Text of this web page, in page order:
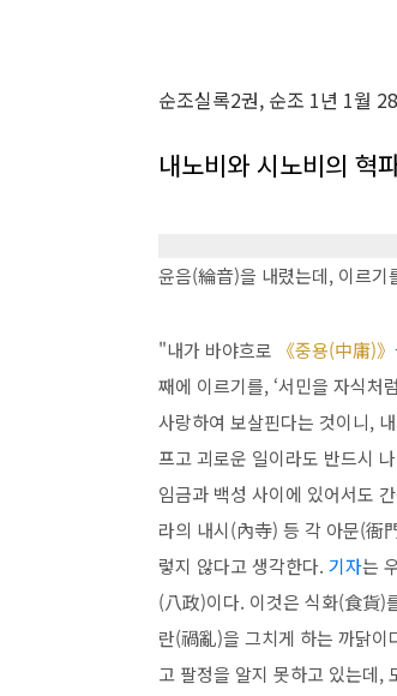
순조실록2권, 순조 1년 1월
내노비와 시노비의 혁
윤음(綸音)을 내렸는데, 이르기
"내가 바야흐로 《중용(中庸)》
째에 이르기를, ‘서민을 자식처
사랑하여 보살핀다는 것이니,
프고 괴로운 일이라도 반드시
임금과 백성 사이에 있어서도
라의 내시(內寺) 등 각 아문(衙
렇지 않다고 생각한다. 기자는
(八政)이다. 이것은 식화(食貨)
란(禍亂)을 그치게 하는 까닭이
고 팔정을 알지 못하고 있는데,